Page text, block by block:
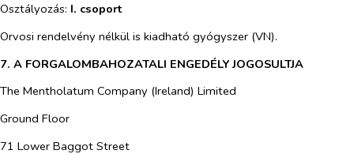
Osztályozás: I. csoport
Orvosi rendelvény nélkül is kiadható gyógyszer (VN).
7. A FORGALOMBAHOZATALI ENGEDÉLY JOGOSULTJA
The Mentholatum Company (Ireland) Limited
Ground Floor
71 Lower Baggot Street